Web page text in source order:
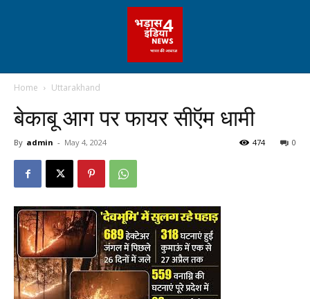
Home Uttarakhand
बेकाबू आग पर फायर सीऍम धामी
By admin - May 4, 2024 0
474